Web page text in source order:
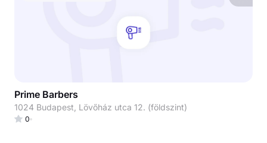
Prime Barbers
1024 Budapest, Lövőház utca 12. (földszint)
0